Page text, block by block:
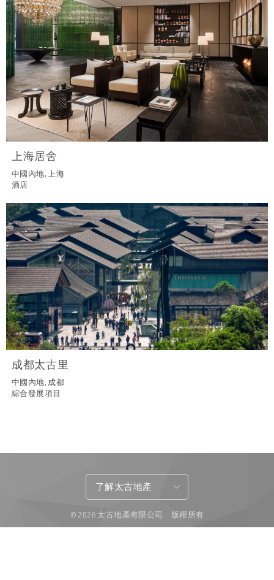
上海居舍
中國內地, 上海
酒店
成都太古里
中國內地, 成都
綜合發展項目
了解太古地產
© 2026 太古地產有限公司 版權所有